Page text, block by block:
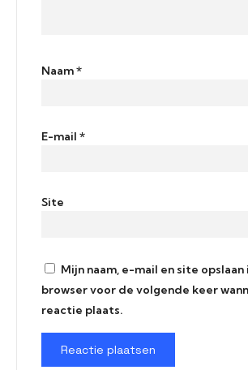
Naam*
E-mail *
Site
Mijn naam, e-mail en site opslaan
browser voor de volgende keer
reactie plaats.